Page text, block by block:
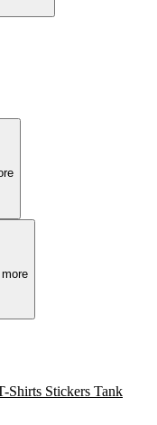
Shirts Stickers Tank